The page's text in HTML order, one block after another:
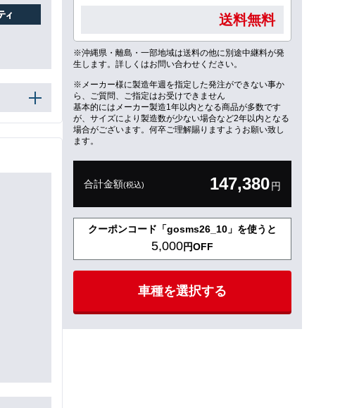
送料無料
※沖縄県・離島・一部地域は送料の他に別途中継料が発
生します。詳しくはお問い合わせください。
※メーカー様に製造年週を指定した発注ができない事か
ら、ご質問、ご指定はお受けできません
基本的にはメーカー製造1年以内となる商品が多数です
が、サイズにより製造数が少ない場合など2年以内となる
場合がございます。何卒ご理解賜りますようお願い致し
ます。
合計金額(税込) 147,380円
クーポンコード「gosms26_10」を使うと
5,000円OFF
車種を選択する